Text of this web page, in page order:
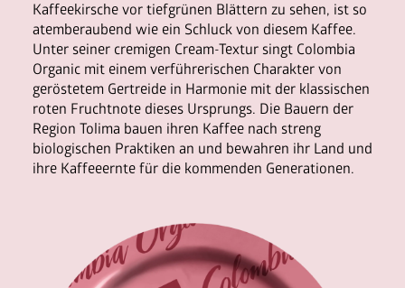
Maschinen
Nespresso Pads
Bohnenkaffee
Instantgenuss
Nespresso Pads
Jura
Becher, Zubehör & Co
Kaffeekirsche vor tiefgrünen Blättern zu sehen, ist so
atemberaubend wie ein Schluck von diesem Kaffee.
Unter seiner cremigen Cream-Textur singt Colombia
Organic mit einem verführerischen Charakter von
geröstetem Gertreide in Harmonie mit der klassischen
roten Fruchtnote dieses Ursprungs. Die Bauern der
Region Tolima bauen ihren Kaffee nach streng
biologischen Praktiken an und bewahren ihr Land und
ihre Kaffeeernte für die kommenden Generationen.